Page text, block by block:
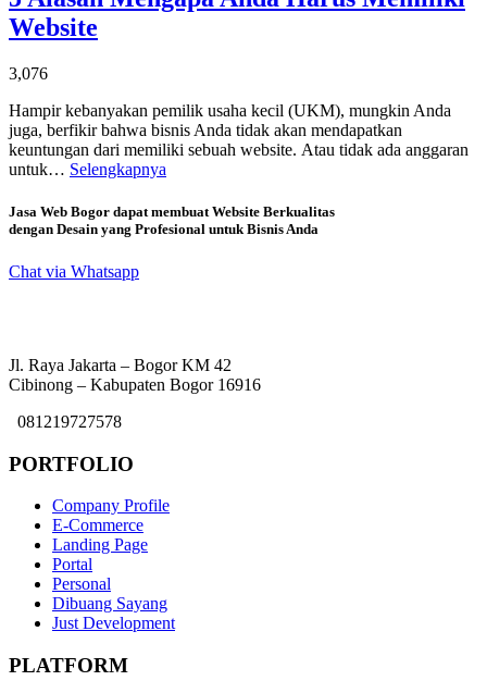
Website
3,076
Hampir kebanyakan pemilik usaha kecil (UKM), mungkin Anda
juga, berfikir bahwa bisnis Anda tidak akan mendapatkan
keuntungan dari memiliki sebuah website. Atau tidak ada anggaran
untuk… Selengkapnya
Jasa Web Bogor dapat membuat Website Berkualitas
dengan Desain yang Profesional untuk Bisnis Anda
Chat via Whatsapp
Jl. Raya Jakarta – Bogor KM 42
Cibinong – Kabupaten Bogor 16916
081219727578
PORTFOLIO
Company Profile
E-Commerce
Landing Page
Portal
Personal
Dibuang Sayang
Just Development
PLATFORM